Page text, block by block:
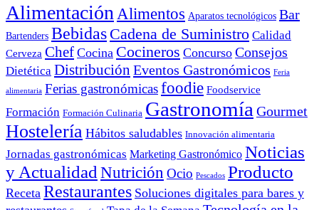
Alimentación Alimentos Aparatos tecnológicos Bar
Bartenders Bebidas Cadena de Suministro Calidad
Cerveza Chef Cocina Cocineros Concurso Consejos
Dietética Distribución Eventos Gastronómicos Feria
alimentaria Ferias gastronómicasfoodie Foodservice
Formación Formación Culinaria Gastronomía Gourmet
Hostelería Hábitos saludables Innovación alimentaria
Jornadas gastronómicas Marketing Gastronómico Noticias
y Actualidad Nutrición Ocio Pescados Producto
Receta Restaurantes Soluciones digitales para bares y